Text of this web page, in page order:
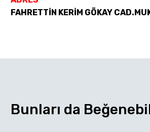
FAHRETTİN KERİM GÖKAY
Bunları da